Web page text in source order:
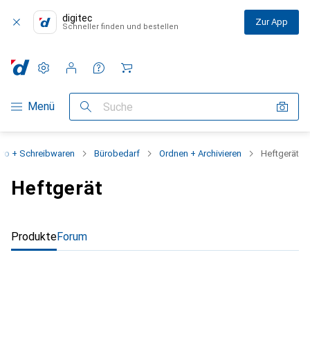
digitec
Schneller finden und bestellen Zur App
Navigation nach Kategorien
Menü Suche
Einstellungen
Kundenkonto
Vergleichslisten
Merklisten
Warenkorb
+ Schreibwaren Bürobedarf Ordnen + Archivieren Heftgerät
Heftgerät
ProdukteForum